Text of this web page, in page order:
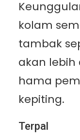
kolam
tambak
akan
hama
kepiting.
Terpal